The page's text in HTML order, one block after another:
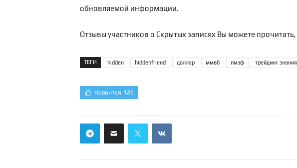
обновляемой информации.
Отзывы участников о Скрытых записях Вы можете
ТЕГИ hidden hiddenfriend доллар ммвб пмэф трейдинг знания
Нравится 125